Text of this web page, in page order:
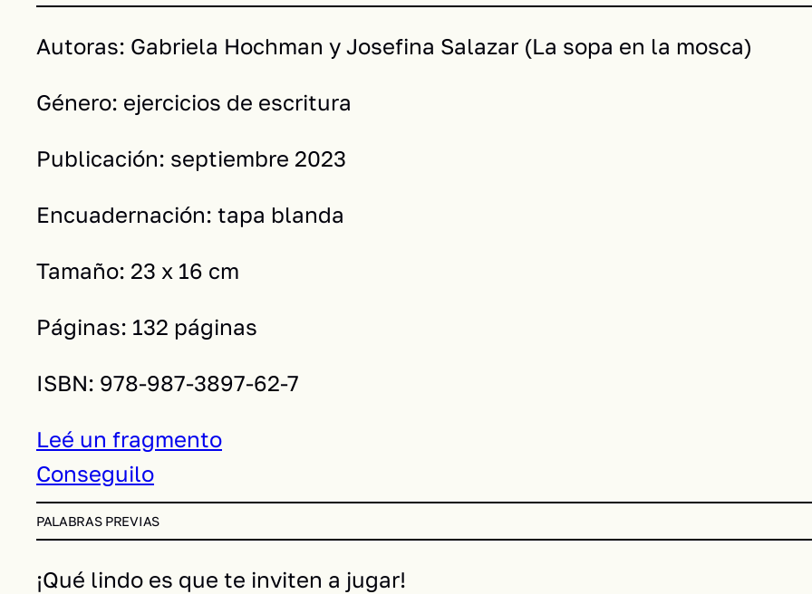
Autoras: Gabriela Hochman y Josefina Salazar (La sopa en la mosca)
Género: ejercicios de escritura
Publicación: septiembre 2023
Encuadernación: tapa blanda
Tamaño: 23 x 16 cm
Páginas: 132 páginas
ISBN: 978-987-3897-62-7
Leé un fragmento
Conseguilo
PALABRAS PREVIAS
¡Qué lindo es que te inviten a jugar!